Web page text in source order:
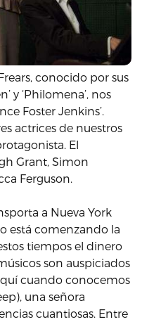
conocido por sus
y ‘Philomena’, nos
Foster Jenkins’.
actrices de nuestros
El
Grant, Simon
Ferguson.
a Nueva York
está comenzando la
tiempos el dinero
son auspiciados
cuando conocemos
una señora
cuantiosas. Entre